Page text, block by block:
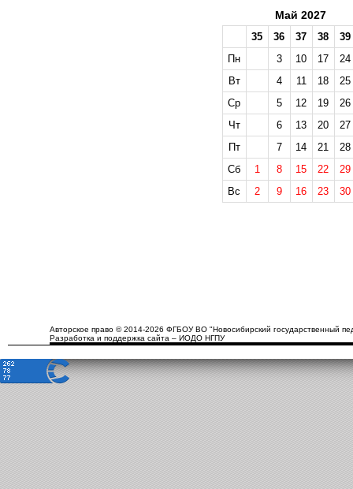
Май 2027
35 36 37 38
39
Пн
3 10 17
24
Вт
4 11 18
25
Ср
5 12 19
26
Чт
6 13 20
27
Пт
7 14 21
28
Сб
1 8 15 22
29
Вс
2 9 16 23 30
Авторское право © 2014-2026 ФГБОУ ВО "Новосибирский государственный
Разработка и поддержка сайта – ИОДО НГПУ